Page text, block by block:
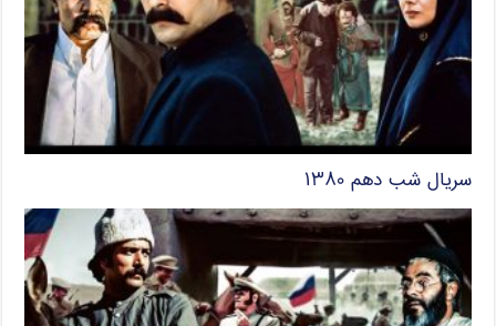
سریال شب دهم ۱۳۸۰